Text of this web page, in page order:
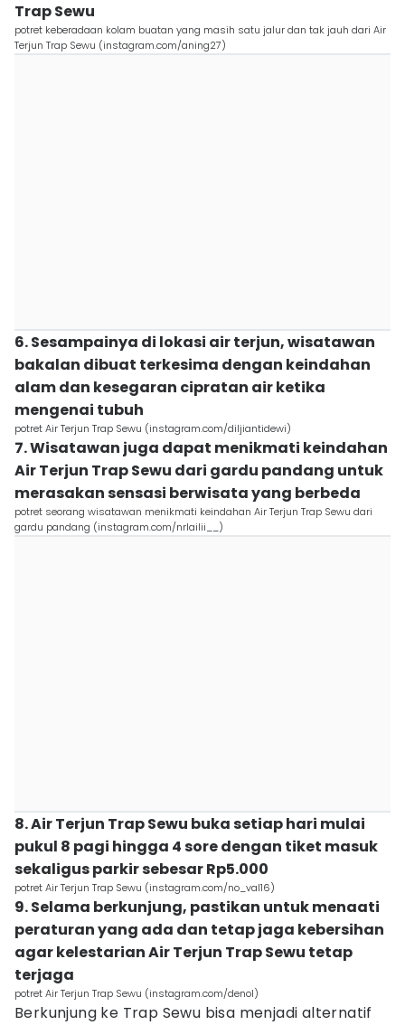
Trap Sewu
potret keberadaan kolam buatan yang masih satu jalur dan tak jauh dari Air
Terjun Trap Sewu (instagram.com/aning27)
6. Sesampainya di lokasi air terjun, wisatawan
bakalan dibuat terkesima dengan keindahan
alam dan kesegaran cipratan air ketika
mengenai tubuh
potret Air Terjun Trap Sewu (instagram.com/diljiantidewi)
7. Wisatawan juga dapat menikmati keindahan
Air Terjun Trap Sewu dari gardu pandang untuk
merasakan sensasi berwisata yang berbeda
potret seorang wisatawan menikmati keindahan Air Terjun Trap Sewu dari
gardu pandang (instagram.com/nrlailii__)
8. Air Terjun Trap Sewu buka setiap hari mulai
pukul 8 pagi hingga 4 sore dengan tiket masuk
sekaligus parkir sebesar Rp5.000
potret Air Terjun Trap Sewu (instagram.com/no_val16)
9. Selama berkunjung, pastikan untuk menaati
peraturan yang ada dan tetap jaga kebersihan
agar kelestarian Air Terjun Trap Sewu tetap
terjaga
potret Air Terjun Trap Sewu (instagram.com/denol)
Berkunjung ke Trap Sewu bisa menjadi alternatif